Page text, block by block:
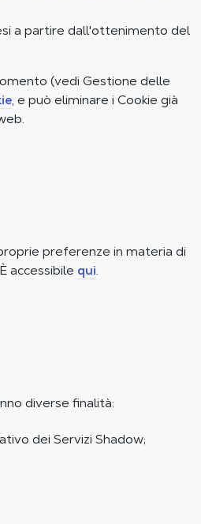
a partire dall'ottenimento del
(vedi Gestione delle
, e può eliminare i Cookie già
preferenze in materia di
accessibile qui.
diverse finalità:
dei Servizi Shadow;